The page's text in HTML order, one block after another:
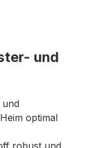
und
und
optimal
robust und